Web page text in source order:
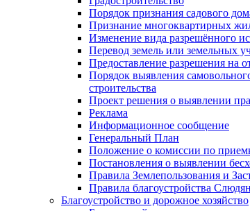
Порядок признания садового
Признание многоквартирных
Изменение вида разрешённого
Перевод земель или земельных
Предоставление разрешения на
Порядок выявления
строительства
Проект решения о выявлении
Реклама
Информационное сообщение
Генеральный План
Положение о комиссии по
Постановления о выявлении
Правила Землепользования и
Правила благоустройства
Благоустройство и дорожное хозяйство